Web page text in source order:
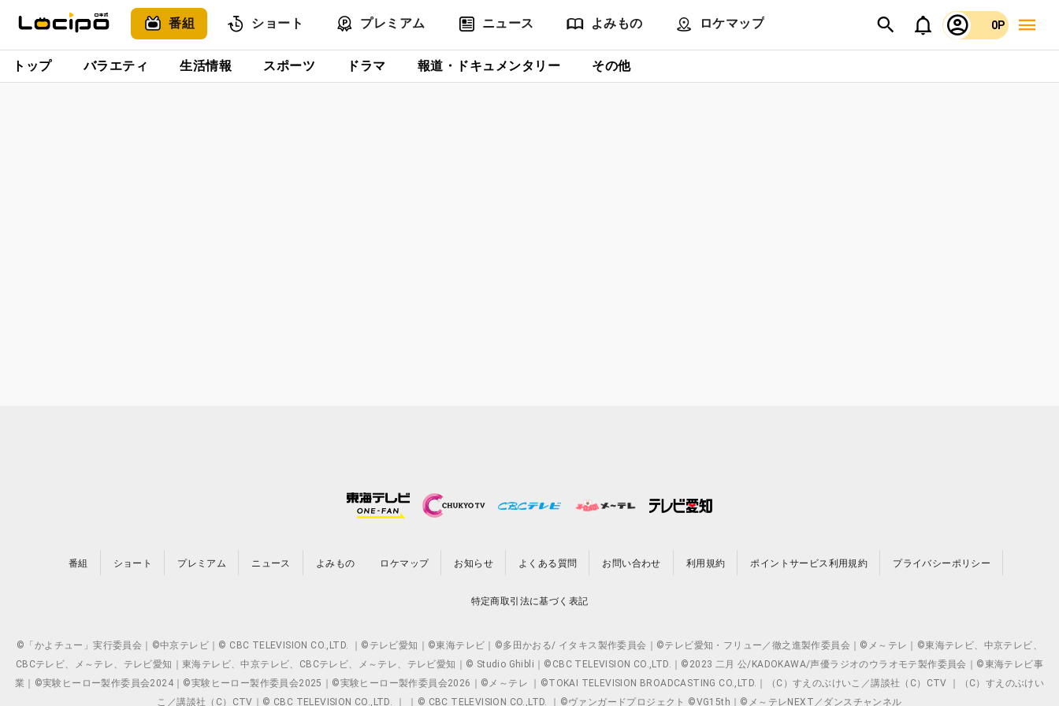
番組 ショート プレミアム ニュース よみもの ロケマップ 0P
トップ バラエティ 生活情報 スポーツ ドラマ 報道・ドキュメンタリー その他
番組 ショート プレミアム ニュース よみもの ロケマップ お知らせ よくある質問 お問い合わせ 利用規約 ポイントサービス利用規約 プライバシーポリシー
特定商取引法に基づく表記
©「かよチュー」実行委員会｜©中京テレビ｜© CBC TELEVISION CO.,LTD. ｜©テレビ愛知｜©東海テレビ｜©多田かおる/ イタキス製作委員会｜©テレビ愛知・フリュー／徹之進製作委員会｜©メ～テレ｜©東海テレビ、中京テレビ、
CBCテレビ、メ～テレ、テレビ愛知｜東海テレビ、中京テレビ、CBCテレビ、メ～テレ、テレビ愛知｜© Studio Ghibli｜©CBC TELEVISION CO.,LTD.｜©2023 二月 公/KADOKAWA/声優ラジオのウラオモテ製作委員会｜©東海テレビ事
業｜©実験ヒーロー製作委員会2024｜©実験ヒーロー製作委員会2025｜©実験ヒーロー製作委員会2026｜©メ～テレ ｜©TOKAI TELEVISION BROADCASTING CO.,LTD.｜（C）すえのぶけいこ／講談社（C）CTV ｜（C）すえのぶけい
こ／講談社（C）CTV｜© CBC TELEVISION CO.,LTD. ｜ ｜© CBC TELEVISION CO.,LTD. ｜©ヴァンガードプロジェクト ©VG15th｜©メ～テレNEXT／ダンスチャンネル